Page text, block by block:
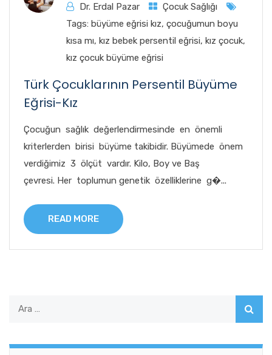
Dr. Erdal Pazar
Çocuk Sağlığı
Tags: büyüme eğrisi kız, çocuğumun boyu
kısa mı, kız bebek persentil eğrisi, kız çocuk,
kız çocuk büyüme eğrisi
Türk Çocuklarının Persentil Büyüme
Eğrisi-Kız
Çocuğun sağlık değerlendirmesinde en önemli
kriterlerden birisi büyüme takibidir. Büyümede önem
verdiğimiz 3 ölçüt vardır. Kilo, Boy ve Baş
çevresi. Her toplumun genetik özelliklerine g�...
READ MORE